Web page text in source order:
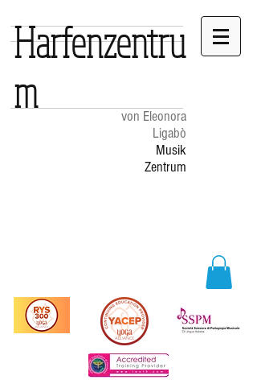
von Eleonora
Ligabò
Musik
Zentrum
Harfenzentru
m